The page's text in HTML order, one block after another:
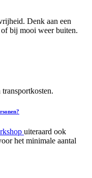
Denk aan een
bij mooi weer buiten.
uiteraard ook
het minimale aantal